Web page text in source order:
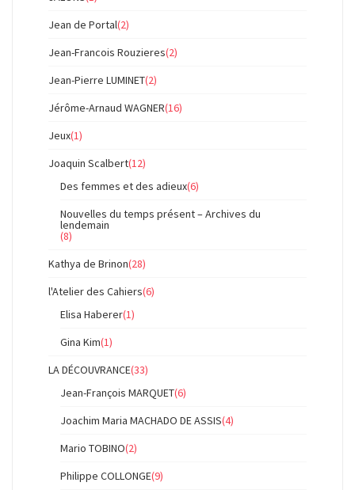
Jean de Portal(2)
Jean-Francois Rouzieres(2)
Jean-Pierre LUMINET(2)
Jérôme-Arnaud WAGNER(16)
Jeux(1)
Joaquin Scalbert(12)
Des femmes et des adieux(6)
Nouvelles du temps présent – Archives du
lendemain
(8)
Kathya de Brinon(28)
l'Atelier des Cahiers(6)
Elisa Haberer(1)
Gina Kim(1)
LA DÉCOUVRANCE(33)
Jean-François MARQUET(6)
Joachim Maria MACHADO DE ASSIS(4)
Mario TOBINO(2)
Philippe COLLONGE(9)